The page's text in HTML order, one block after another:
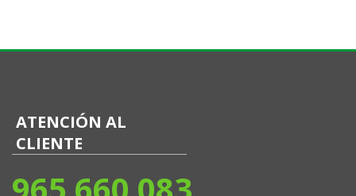
ATENCIÓN AL
CLIENTE